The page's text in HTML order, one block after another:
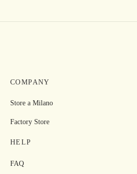
COMPANY
Store a Milano
Factory Store
HELP
FAQ